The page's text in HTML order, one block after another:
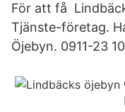
För att få
Tjänste-företag.
Öjebyn. 0911-23